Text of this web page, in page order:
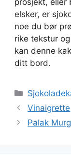
prosjekt, eller
elsker, er
noe du bør
rike tekstur
kan denne
ditt bord.
Kategorier
Vinaigrette
Palak